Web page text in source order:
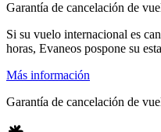
Garantía de cancelación de
Si su vuelo internacional es
horas, Evaneos pospone su
Más información
Garantía de cancelación de